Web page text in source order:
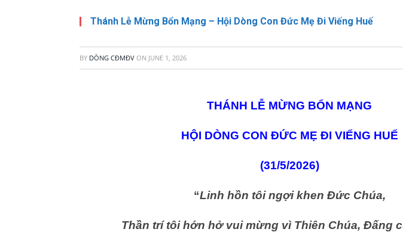
Thánh Lễ Mừng Bổn Mạng – Hội Dòng Con Đức Mẹ Đi Viếng Huế
BY DÒNG CĐMĐV ON JUNE 1, 2026
THÁNH LỄ MỪNG BỔN MẠNG
HỘI DÒNG CON ĐỨC MẸ ĐI VIẾNG HUẾ
(31/5/2026)
“Linh hồn tôi ngợi khen Đức Chúa,
Thần trí tôi hớn hở vui mừng vì Thiên Chúa, Đấng